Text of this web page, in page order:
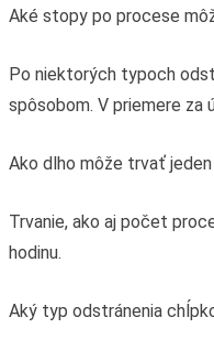
Aké stopy po procese
Po niektorých typoch
spôsobom. V priemere za
Ako dlho môže trvať
Trvanie, ako aj počet
hodinu.
Aký typ odstránenia